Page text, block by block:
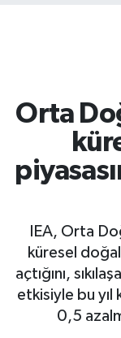
Orta
IEA, Orta
küresel
açtığını,
etkisiyle bu
0,5